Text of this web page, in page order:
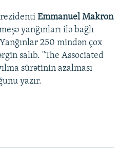
Emmanuel Makron
yanğınları ilə bağlı
250 mindən çox
salıb. "The Associated
sürətinin azalması
yazır.